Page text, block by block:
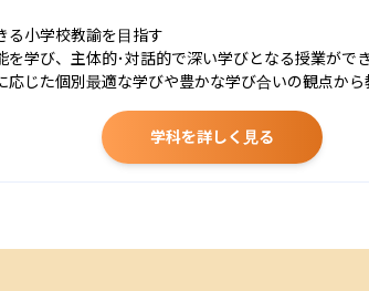
小学校教諭を目指す
学び、主体的･対話的で深い学びとなる授業がで
じた個別最適な学びや豊かな学び合いの観点から
学科を詳しく見る